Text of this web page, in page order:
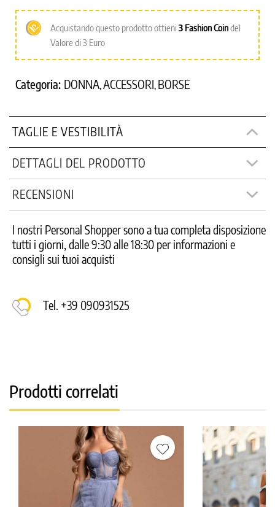
Acquistando questo prodotto ottieni 3 Fashion Coindel
Valore di 3 Euro
Categoria: DONNA,ACCESSORI, BORSE
TAGLIE E VESTIBILITÀ
DETTAGLI DEL PRODOTTO
RECENSIONI
I nostri Personal Shopper sono a tua completa disposizione
tutti i giorni, dalle 9:30 alle 18:30 per informazioni e
consigli sui tuoi acquisti
Tel. +39 090931525
Prodotti correlati